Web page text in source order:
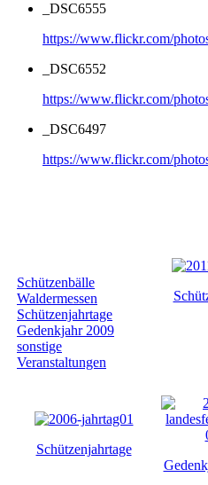
_DSC6555
https://www.flickr.com/
_DSC6552
https://www.flickr.com/
_DSC6497
https://www.flickr.com/
Schützenbälle
Waldermessen
Schützenjahrtage
Gedenkjahr 2009
sonstige
Veranstaltungen
Schützenjahrtage